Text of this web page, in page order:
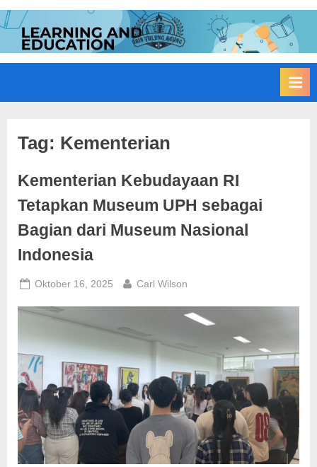
Skip
to
content
I
A
N
u
n
A
g
Edukasi
Membangun
Tag: Kementerian
Kementerian Kebudayaan RI
Tetapkan Museum UPH sebagai
Bagian dari Museum Nasional
Indonesia
Posted
Oktober 16, 2025 By
Carl Wilson